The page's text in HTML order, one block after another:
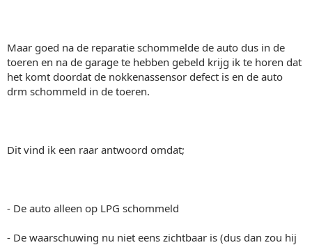
Maar goed na de reparatie schommelde de auto dus in de
toeren en na de garage te hebben gebeld krijg ik te horen dat
het komt doordat de nokkenassensor defect is en de auto
drm schommeld in de toeren.
Dit vind ik een raar antwoord omdat;
- De auto alleen op LPG schommeld
- De waarschuwing nu niet eens zichtbaar is (dus dan zou hij